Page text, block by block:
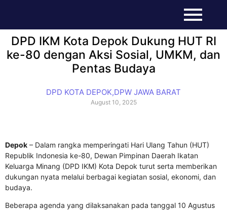
DPD IKM Kota Depok Dukung HUT RI
ke-80 dengan Aksi Sosial, UMKM, dan
Pentas Budaya
DPD KOTA DEPOK,DPW JAWA BARAT
August 10, 2025
Depok – Dalam rangka memperingati Hari Ulang Tahun (HUT)
Republik Indonesia ke-80, Dewan Pimpinan Daerah Ikatan
Keluarga Minang (DPD IKM) Kota Depok turut serta memberikan
dukungan nyata melalui berbagai kegiatan sosial, ekonomi, dan
budaya.
Beberapa agenda yang dilaksanakan pada tanggal 10 Agustus